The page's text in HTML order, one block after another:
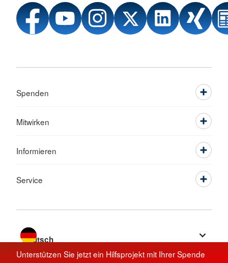
Unterstützen Sie jetzt ein Hilfsprojekt mit Ihrer Spende
Spenden
Mitwirken
Informieren
Service
Sprache wechseln zu